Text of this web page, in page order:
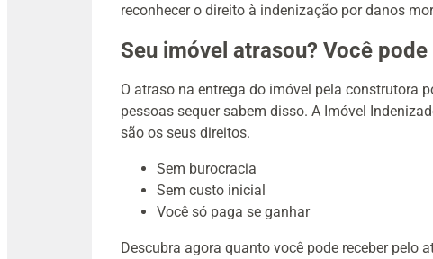
reconhecer o direito à indenização por danos
Seu imóvel atrasou? Você
O atraso na entrega do imóvel pela construtora
pessoas sequer sabem disso. A Imóvel
são os seus direitos.
Sem burocracia
Sem custo inicial
Você só paga se ganhar
Descubra agora quanto você pode receber pelo